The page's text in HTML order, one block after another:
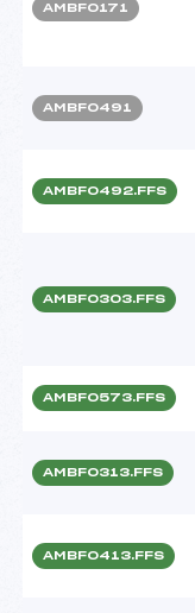
AMBF0171
AMBF0491
AMBF0492.FFS
AMBF0303.FFS
AMBF0573.FFS
AMBF0313.FFS
AMBF0413.FFS